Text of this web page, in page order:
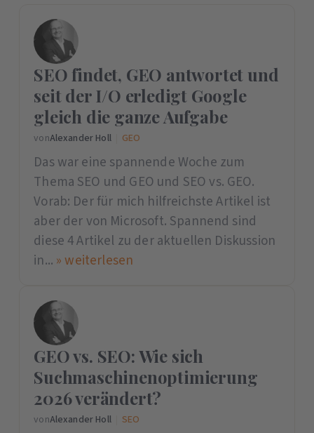
SEO findet, GEO antwortet und
seit der I/O erledigt Google
gleich die ganze Aufgabe
vonAlexander Holl GEO
Das war eine spannende Woche zum
Thema SEO und GEO und SEO vs. GEO.
Vorab: Der für mich hilfreichste Artikel ist
aber der von Microsoft. Spannend sind
diese 4 Artikel zu der aktuellen Diskussion
in... » weiterlesen
GEO vs. SEO: Wie sich
Suchmaschinenoptimierung
2026 verändert?
vonAlexander Holl SEO